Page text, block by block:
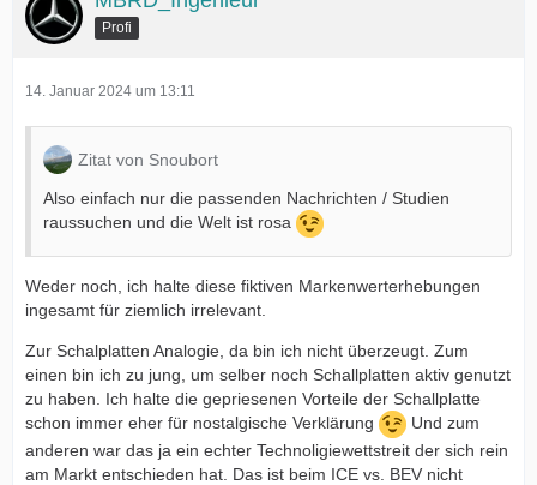
Profi
14. Januar 2024 um 13:11
Zitat von Snoubort
Also einfach nur die passenden Nachrichten / Studien
raussuchen und die Welt ist rosa
Weder noch, ich halte diese fiktiven Markenwerterhebungen
ingesamt für ziemlich irrelevant.
Zur Schalplatten Analogie, da bin ich nicht überzeugt. Zum
einen bin ich zu jung, um selber noch Schallplatten aktiv genutzt
zu haben. Ich halte die gepriesenen Vorteile der Schallplatte
schon immer eher für nostalgische Verklärung
Und zum
anderen war das ja ein echter Technoligiewettstreit der sich rein
am Markt entschieden hat. Das ist beim ICE vs. BEV nicht